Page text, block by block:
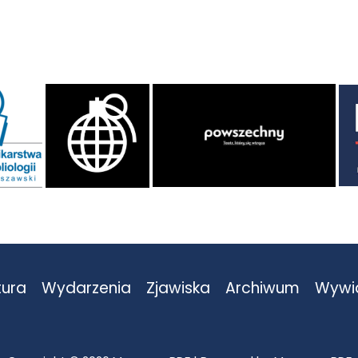
Wydarzenia Zjawiska Archiwum